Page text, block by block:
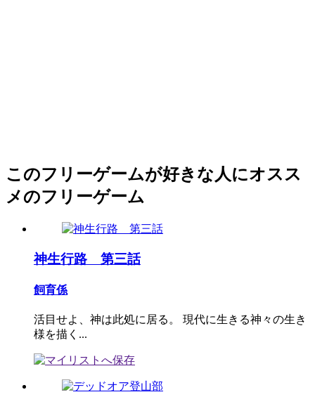
このフリーゲームが好きな人にオスス
メのフリーゲーム
神生行路 第三話
飼育係
活目せよ、神は此処に居る。 現代に生きる神々の生き
様を描く...